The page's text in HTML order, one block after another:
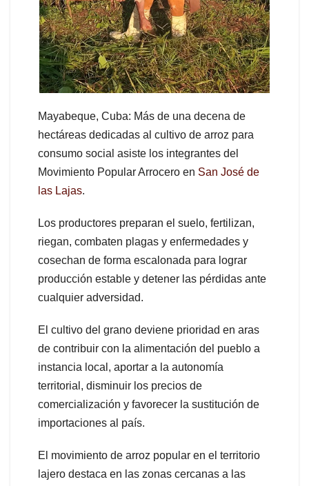
Mayabeque, Cuba: Más de una decena de
hectáreas dedicadas al cultivo de arroz para
consumo social asiste los integrantes del
Movimiento Popular Arrocero en San José de
las Lajas.
Los productores preparan el suelo, fertilizan,
riegan, combaten plagas y enfermedades y
cosechan de forma escalonada para lograr
producción estable y detener las pérdidas ante
cualquier adversidad.
El cultivo del grano deviene prioridad en aras
de contribuir con la alimentación del pueblo a
instancia local, aportar a la autonomía
territorial, disminuir los precios de
comercialización y favorecer la sustitución de
importaciones al país.
El movimiento de arroz popular en el territorio
lajero destaca en las zonas cercanas a las